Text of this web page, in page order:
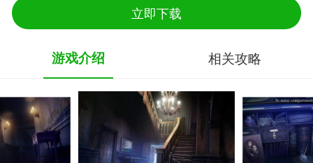
立即下载
游戏介绍 相关攻略